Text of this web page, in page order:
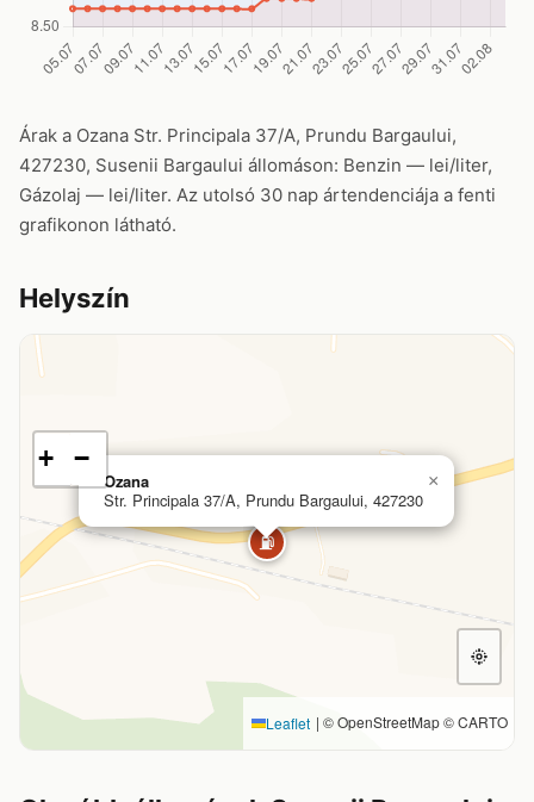
Árak a Ozana Str. Principala 37/A, Prundu Bargaului,
427230, Susenii Bargaului állomáson: Benzin — lei/liter,
Gázolaj — lei/liter. Az utolsó 30 nap ártendenciája a fenti
grafikonon látható.
Helyszín
⛽
Ozana
Str. Principala 37/A, Prundu Bargaului, 427230
×
+ −
Leaflet | © OpenStreetMap © CARTO